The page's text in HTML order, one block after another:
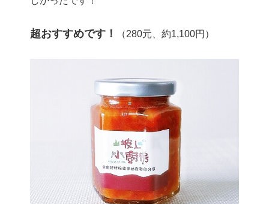
超おすすめです！ （280元、約1,100円）